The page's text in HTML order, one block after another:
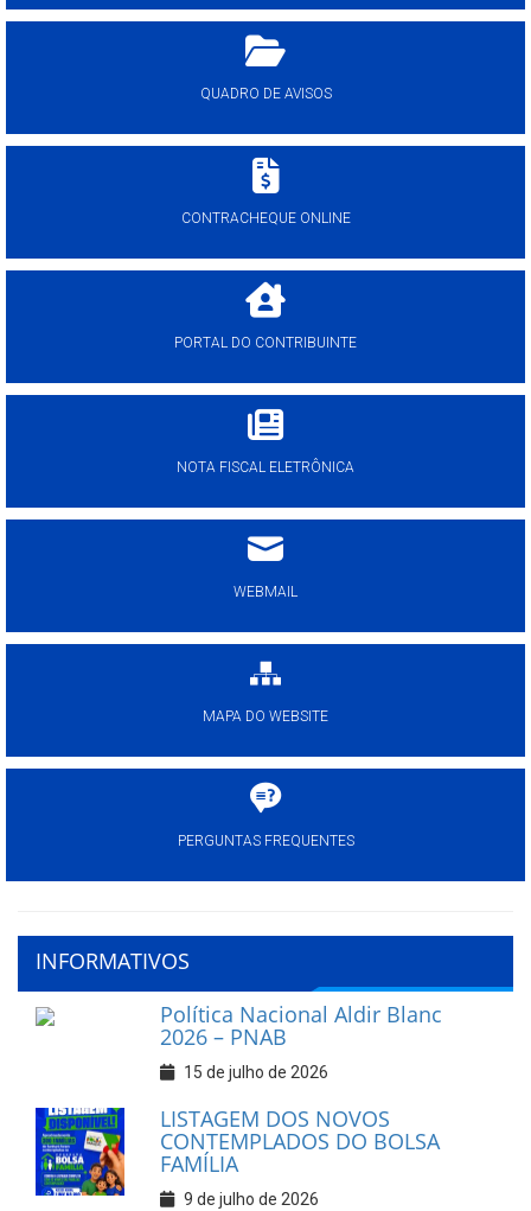
QUADRO DE AVISOS
CONTRACHEQUE ONLINE
PORTAL DO CONTRIBUINTE
NOTA FISCAL ELETRÔNICA
WEBMAIL
MAPA DO WEBSITE
PERGUNTAS FREQUENTES
INFORMATIVOS
Política Nacional Aldir Blanc
2026 – PNAB
15 de julho de 2026
LISTAGEM DOS NOVOS
CONTEMPLADOS DO BOLSA
FAMÍLIA
9 de julho de 2026